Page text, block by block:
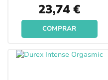
Special
Price
23,74 €
COMPRAR